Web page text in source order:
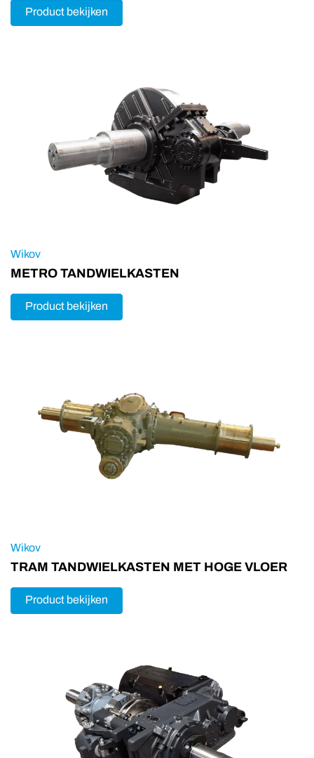
Product bekijken
Wikov
METRO TANDWIELKASTEN
Product bekijken
Wikov
TRAM TANDWIELKASTEN MET HOGE VLOER
Product bekijken